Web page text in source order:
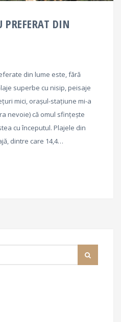
PREFERAT DIN
din lume este, fără
superbe cu nisip, peisaje
mici, orașul-stațiune mi-a
nevoie) că omul sfințește
cu începutul. Plajele din
dintre care 14,4…